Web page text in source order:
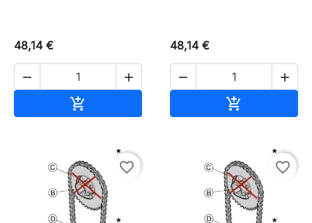
48,14 €
 

48,14 €
 

favorite_border favorite_border